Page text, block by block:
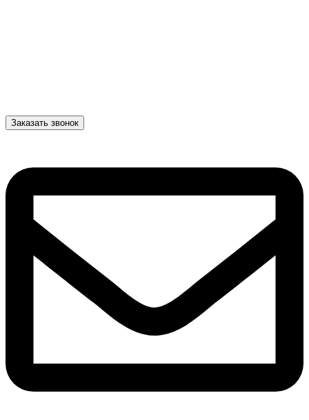
Заказать звонок